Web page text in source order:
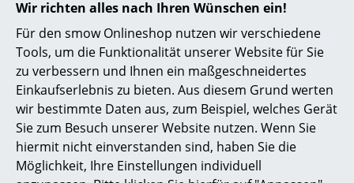
Wir richten alles nach Ihren Wünschen ein!
Für den smow Onlineshop nutzen wir verschiedene
Tools, um die Funktionalität unserer Website für Sie
zu verbessern und Ihnen ein maßgeschneidertes
Einkaufserlebnis zu bieten. Aus diesem Grund werten
wir bestimmte Daten aus, zum Beispiel, welches Gerät
Sie zum Besuch unserer Website nutzen. Wenn Sie
hiermit nicht einverstanden sind, haben Sie die
Möglichkeit, Ihre Einstellungen individuell
Stapelbetten
Kinderbetten
Nachttische & Bettzubehör
... alle Betten
Accessoires
Uhren
dreipunkt 4, kann man
unauffällig verstauen, wenn sie
nicht gebraucht werden und
sehr effektiv ausklappen, wenn
es der Fall ist...